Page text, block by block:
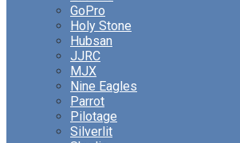
GoPro
Holy Stone
Hubsan
JJRC
MJX
Nine Eagles
Parrot
Pilotage
Silverlit